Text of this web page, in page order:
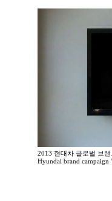
2013 현대차 글로벌 브
Hyundai brand campaign